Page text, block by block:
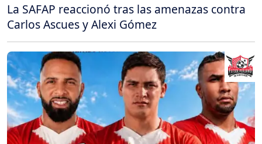
La SAFAP reaccionó tras las amenazas contra
Carlos Ascues y Alexi Gómez